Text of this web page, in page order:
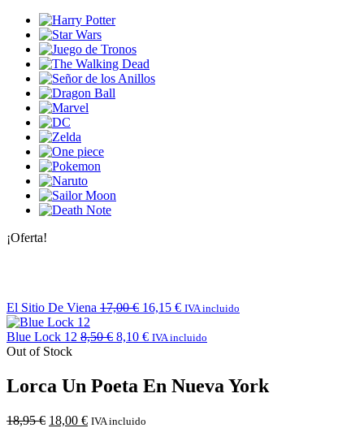
¡Oferta!
El Sitio De Viena 17,00€ 16,15 € IVA incluido
Blue Lock 12 8,50€ 8,10 € IVA incluido
Out of Stock
Lorca Un Poeta En Nueva York
18,95€ 18,00 € IVA incluido